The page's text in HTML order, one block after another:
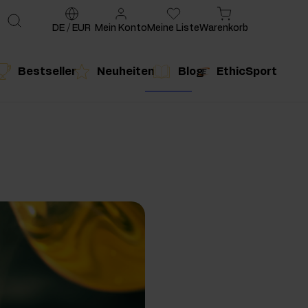
Bestseller Neuheiten Blog EthicSport
DE / EUR Mein Konto Meine ListeWarenkorb